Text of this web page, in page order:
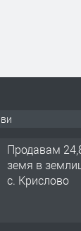
Продавам
земя в
с. Крислово